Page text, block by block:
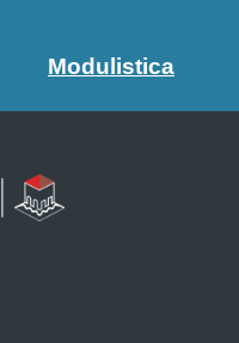
Modulistica